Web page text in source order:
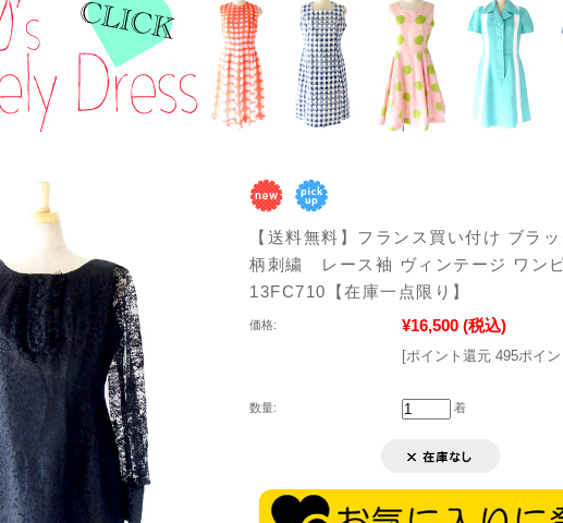
【送料無料】フランス買い付け ブラ
柄刺繍 レース袖 ヴィンテージ ワン
13FC710【在庫一点限り】
価格: ¥16,500 (税込)
[ポイント還元 495ポイン
数量: 着